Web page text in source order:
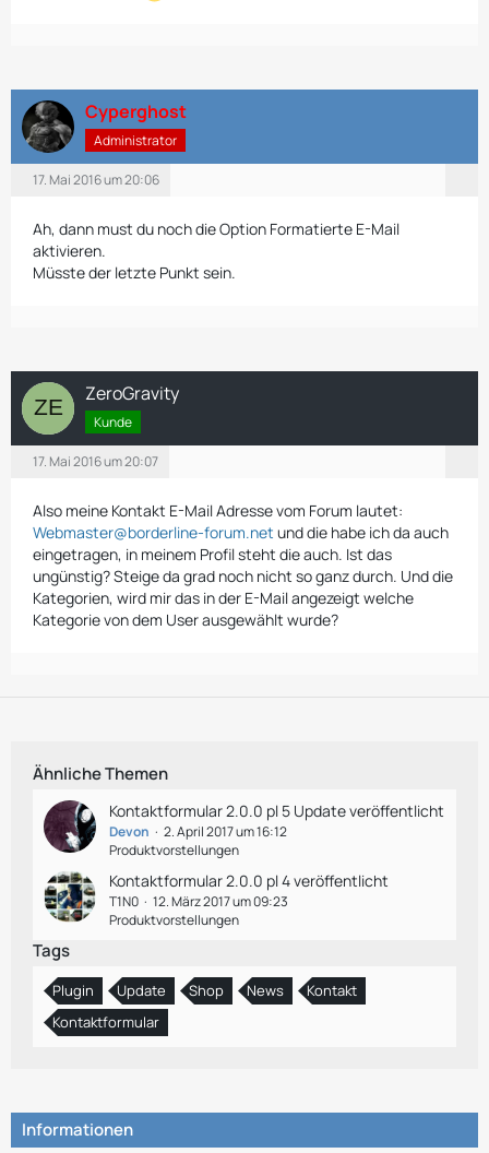
Cyperghost
Administrator
17. Mai 2016 um 20:06
Ah, dann must du noch die Option Formatierte E-Mail
aktivieren.
Müsste der letzte Punkt sein.
ZeroGravity
Kunde
17. Mai 2016 um 20:07
Also meine Kontakt E-Mail Adresse vom Forum lautet:
Webmaster@borderline-forum.net und die habe ich da auch
eingetragen, in meinem Profil steht die auch. Ist das
ungünstig? Steige da grad noch nicht so ganz durch. Und die
Kategorien, wird mir das in der E-Mail angezeigt welche
Kategorie von dem User ausgewählt wurde?
Ähnliche Themen
Kontaktformular 2.0.0 pl 5 Update veröffentlicht
Devon
2. April 2017 um 16:12
Produktvorstellungen
Kontaktformular 2.0.0 pl 4 veröffentlicht
T1N0
12. März 2017 um 09:23
Produktvorstellungen
Tags
Plugin Update Shop News
Kontakt
Kontaktformular
Informationen